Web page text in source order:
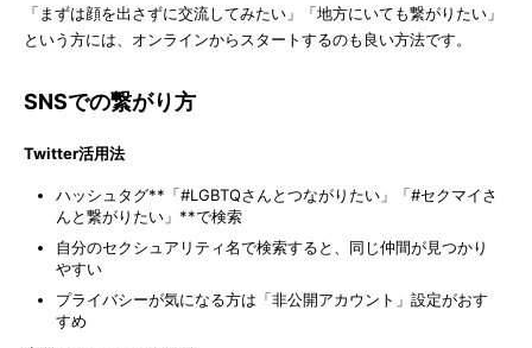
「まずは顔を出さずに交流してみたい」「地方にいても繋がりたい」
という方には、オンラインからスタートするのも良い方法です。
SNSでの繋がり方
Twitter活用法
ハッシュタグ**「#LGBTQさんとつながりたい」「#セクマイさ
んと繋がりたい」**で検索
自分のセクシュアリティ名で検索すると、同じ仲間が見つかり
やすい
プライバシーが気になる方は「非公開アカウント」設定がおす
すめ